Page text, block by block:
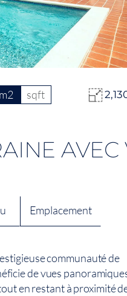
m2 sqft
Emplacement
communauté de
de vues
en restant à proximité